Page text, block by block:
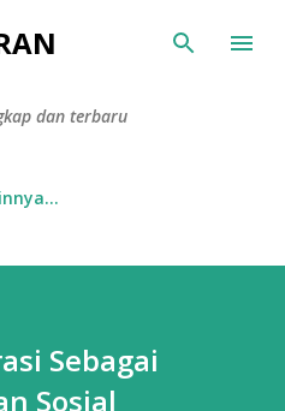
konten utama
dan terbaru
Sebagai
Sosial